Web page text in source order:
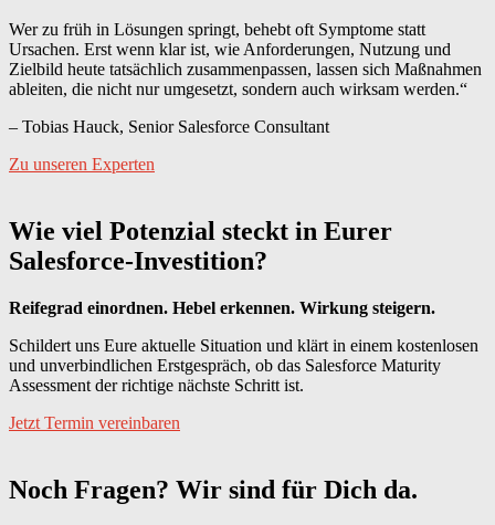
Wer zu früh in Lösungen springt, behebt oft Symptome statt
Ursachen. Erst wenn klar ist, wie Anforderungen, Nutzung und
Zielbild heute tatsächlich zusammenpassen, lassen sich Maßnahmen
ableiten, die nicht nur umgesetzt, sondern auch wirksam werden.“
– Tobias Hauck, Senior Salesforce Consultant
Zu unseren Experten
Wie viel Potenzial steckt in Eurer
Salesforce-Investition?
Reifegrad einordnen. Hebel erkennen. Wirkung steigern.
Schildert uns Eure aktuelle Situation und klärt in einem kostenlosen
und unverbindlichen Erstgespräch, ob das Salesforce Maturity
Assessment der richtige nächste Schritt ist.
Jetzt Termin vereinbaren
Noch Fragen? Wir sind für Dich da.